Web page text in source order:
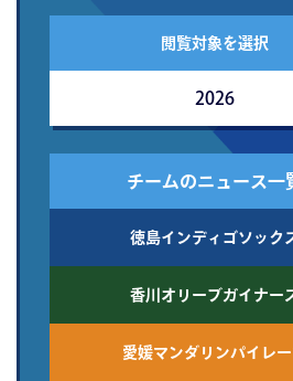
閲覧対象を選択
2026
チームのニュース一
徳島インディゴソック
香川オリーブガイナー
愛媛マンダリンパイレ